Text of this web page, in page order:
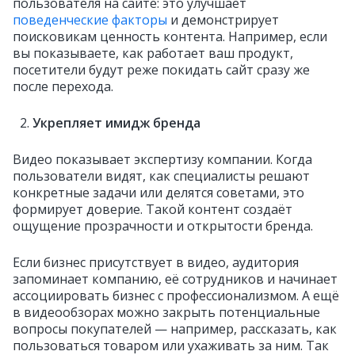
поведенческие факторы и демонстрирует
поисковикам ценность контента. Например, если
вы показываете, как работает ваш продукт,
посетители будут реже покидать сайт сразу же
после перехода.
Укрепляет имидж бренда
Видео показывает экспертизу компании. Когда
пользователи видят, как специалисты решают
конкретные задачи или делятся советами, это
формирует доверие. Такой контент создаёт
ощущение прозрачности и открытости бренда.
Если бизнес присутствует в видео, аудитория
запоминает компанию, её сотрудников и начинает
ассоциировать бизнес с профессионализмом. А ещё
в видеообзорах можно закрыть потенциальные
вопросы покупателей — например, рассказать, как
пользоваться товаром или ухаживать за ним. Так